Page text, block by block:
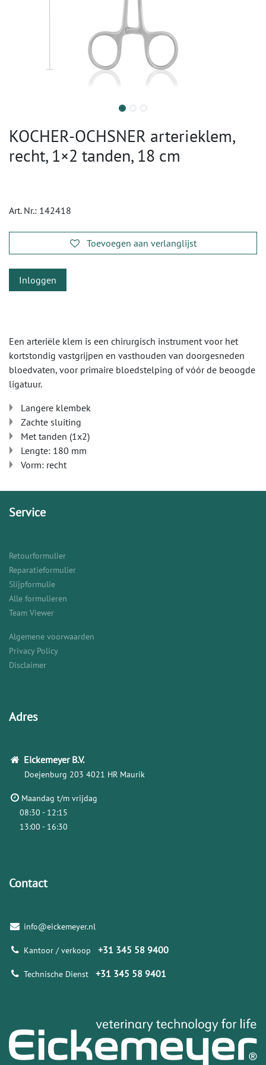
KOCHER-OCHSNER arterieklem,
recht, 1×2 tanden, 18 cm
Art. Nr.: 142418
Toevoegen aan verlanglijst
Inloggen
Een arteriële klem is een chirurgisch instrument voor het
kortstondig vastgrijpen en vasthouden van doorgesneden
bloedvaten, voor primaire bloedstelping of vóór de beoogde
ligatuur.
Langere klembek
Zachte sluiting
Met tanden (1x2)
Lengte: 180 mm
Vorm: recht
Service
Retourformulier
Reparatieformulier
Slijpformulie
Alle formulieren
Team Viewer
Algemene voorwaarden
Privacy Policy
Disclaimer
Adres
Eickemeyer B.V.
Doejenburg 203 4021 HR Maurik
Maandag t/m vrijdag
08:30 - 12:15
13:00 - 16:30
Contact
info@eickemeyer.nl
Kantoor / verkoop +31 345 58 9400
Technische Dienst +31 345 58 9401